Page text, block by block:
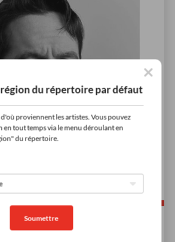
du répertoire par défaut
proviennent les artistes. Vous pouvez
en tout temps via le menu déroulant en
du répertoire.
Soumettre